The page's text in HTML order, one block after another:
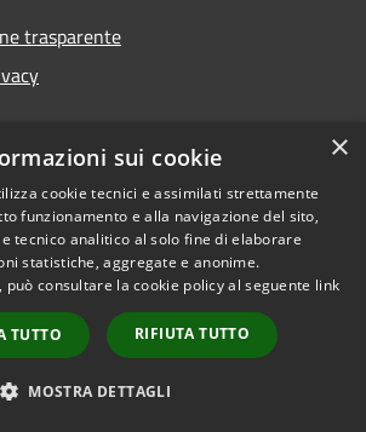
trasparente
accessibilità
Copyright © 2026 • Comune di
Impruneta • Powered by
Municipium•
Accesso
redazione
×
sui cookie
cookie tecnici e assimilati strettamente
funzionamento e alla navigazione del sito,
tecnico analitico al solo fine di elaborare
statistiche, aggregate e anonime.
consultare la cookie policy al seguente link
TUTTO RIFIUTA TUTTO
MOSTRA DETTAGLI